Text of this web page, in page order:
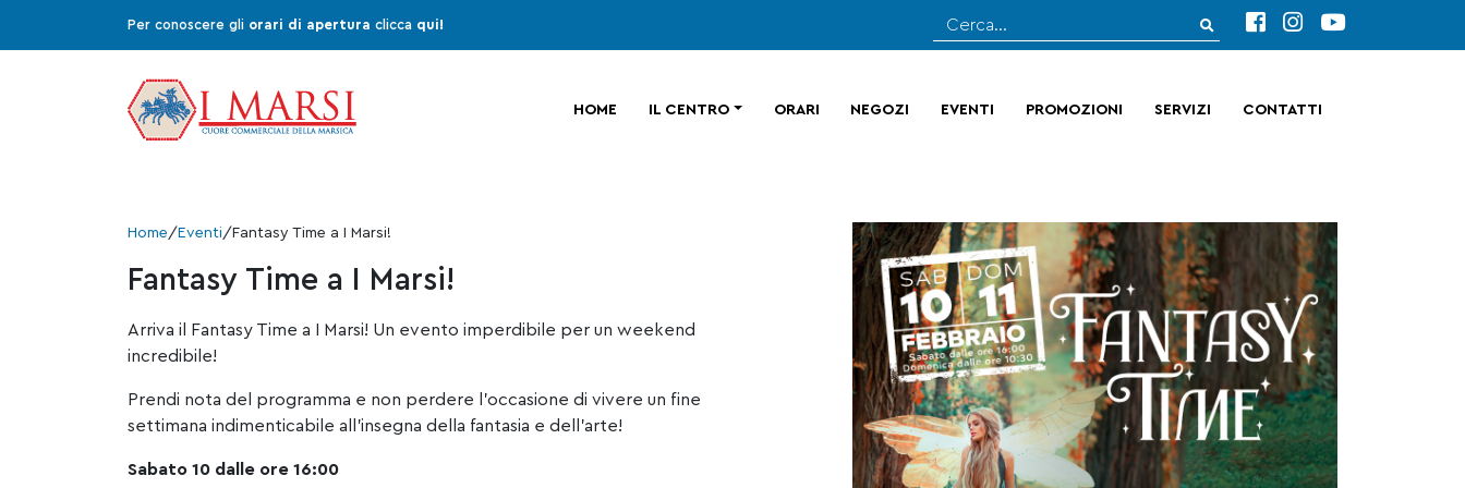
Per conoscere gli orari di apertura clicca qui!
HOME IL CENTRO ORARI NEGOZI EVENTI PROMOZIONI SERVIZI CONTATTI
Home/ Eventi/ Fantasy Time a I Marsi!
Fantasy Time a I Marsi!
Arriva il Fantasy Time a I Marsi! Un evento imperdibile per un weekend
incredibile!
Prendi nota del programma e non perdere l’occasione di vivere un fine
settimana indimenticabile all’insegna della fantasia e dell’arte!
Sabato 10 dalle ore 16:00